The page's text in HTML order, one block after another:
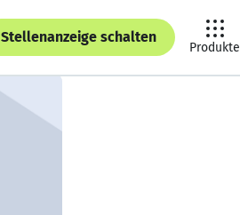
Stellenanzeige schalten
Produkte